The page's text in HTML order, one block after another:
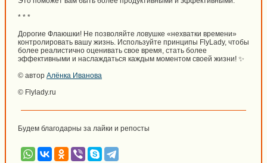
* * *
Дорогие Флаюшки! Не позволяйте ловушке «нехватки времени»
контролировать вашу жизнь. Используйте принципы FlyLady, чтобы
более реалистично оценивать свое время, стать более
эффективными и наслаждаться каждым моментом своей жизни! ✨
© автор Алёнка Иванова
© Flylady.ru
Будем благодарны за лайки и репосты